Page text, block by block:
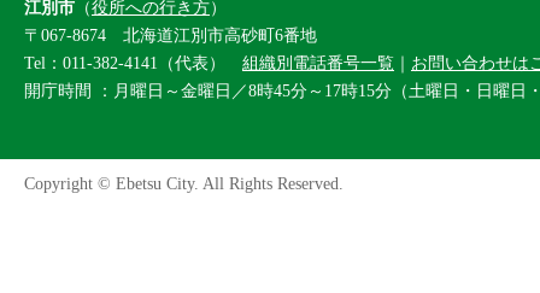
江別市 （役所への行き方）
〒067-8674 北海道江別市高砂町6番地
Tel：011-382-4141（代表） 組織別電話番号一覧 ｜ お問い合わせは
開庁時間 ：月曜日～金曜日／8時45分～17時15分（土曜日・日曜日
Copyright © Ebetsu City. All Rights Reserved.